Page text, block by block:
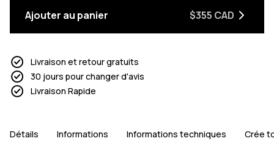
Ajouter au panier $355 CAD
Livraison et retour gratuits
30 jours pour changer d'avis
Livraison Rapide
Détails Informations Informations techniques Crée